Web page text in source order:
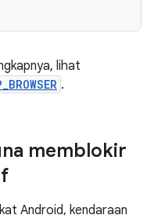
lihat
.
memblokir
Android, kendaraan